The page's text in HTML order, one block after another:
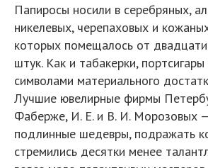
Папиросы носили в серебряных,
никелевых, черепаховых и
которых помещалось от
штук. Как и табакерки,
символами материального
Лучшие ювелирные фирмы
Фаберже, И. Е. и В. И. Морозовых
подлинные шедевры, подражать
стремились десятки менее